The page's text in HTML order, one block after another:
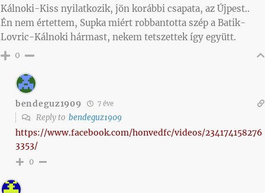
Kálnoki-Kiss nyilatkozik, jön korábbi csapata, az Újpest..
Én nem értettem, Supka miért robbantotta szép a Batik-
Lovric-Kálnoki hármast, nekem tetszettek így együtt.
0
bendeguz1909 7 éve
Reply to bendeguz1909
https://www.facebook.com/honvedfc/videos/234174158276
3353/
0